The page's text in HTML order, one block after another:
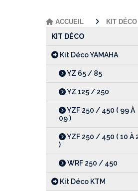
KIT DÉCO
Kit Déco YAMAHA
YZ 65 / 85
YZ 125 / 250
YZF 250 / 450 ( 99 À
09 )
YZF 250 / 450 ( 10 À
)
WRF 250 / 450
Kit Déco KTM
ACCUEIL KIT DÉCO